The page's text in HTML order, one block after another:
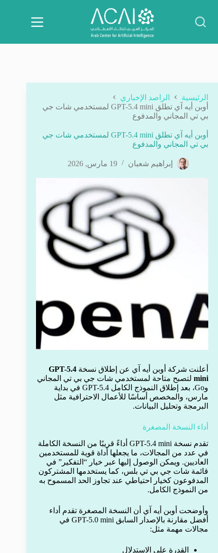
المحتوى
الرئيسية
الراصد الإخباري
أوبن أيه آي تطلق GPT-5.4 mini لمستخدمي شات جي
بي تي المجاني والمدفوع
أوبن أيه آي تطلق GPT-5.4 mini لمستخدمي شات جي
بي تي المجاني والمدفوع
إبراهيم شعبان 19 مارس, 2026
أعلنت شركة أوبن أيه آي عن إطلاق نسخة GPT-5.4
mini لتصبح متاحة لمستخدمي شات جي بي تي المجاني
وGo، بعد إطلاق النموذج الكامل GPT-5.4 في بداية
مارس، والمخصص أساسًا للأعمال الاحترافية مثل
البرمجة وتحليل البيانات.
أداء النسخة المصغرة
تقدم نسخة GPT-5.4 mini أداءً قريبًا من النسخة الكاملة
في عدد من المجالات، ما يجعلها أداة قوية للمستخدمين
العاديين. ويمكن الوصول إليها عبر خيار “التفكير” في
قائمة شات جي بي تي بلس، كما يستخدمها المشتركون
المدفوعون كخيار احتياطي عند تجاوز الحد المسموح به
من النموذج الكامل.
وأوضحت أوبن أيه آي أن النسخة المصغرة تقدم أداء
أفضل مقارنة بالإصدار السابق GPT-5.0 mini في
مجالات مهمة مثل:
القدرة على الاستدلال